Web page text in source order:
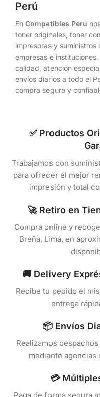
Perú
En Compatibles Perú
toner originales, toner
impresoras y suministros
empresas e
calidad, atención
envíos diarios a todo el
compra segura y
✅ Productos
Trabajamos con
para ofrecer el mejor
impresión y total
🚀 Retiro en
Compra online y
Breña, Lima, en
🚚 Delivery
Recibe tu pedido el
entrega
📦 Envíos
Realizamos
mediante
💳